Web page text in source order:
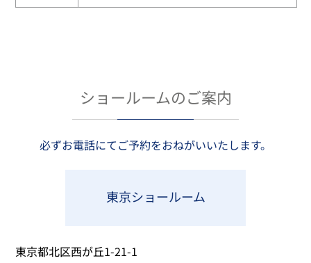
ショールームのご案内
必ずお電話にてご予約をおねがいいたします。
東京ショールーム
東京都北区西が丘1-21-1